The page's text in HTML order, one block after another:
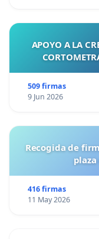
APOYO A LA
509 firmas
9 Jun 2026
Recogida de
416 firmas
11 May 2026